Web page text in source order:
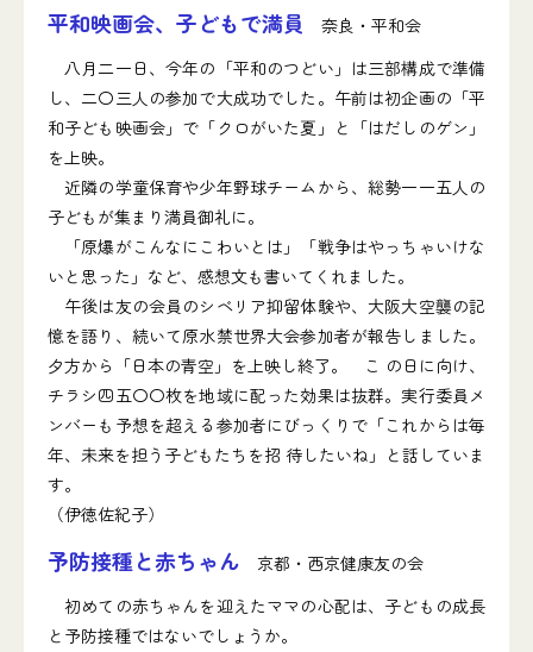
平和映画会、子どもで満員
奈良・平和会
八月二一日、今年の「平和のつどい」は三部構成で準備
し、二〇三人の参加で大成功でした。午前は初企画の「平
和子ども映画会」で「クロがいた夏」と「はだしのゲン」
を上映。
近隣の学童保育や少年野球チームから、総勢一一五人の
子どもが集まり満員御礼に。
「原爆がこんなにこわいとは」「戦争はやっちゃいけな
いと思った」など、感想文も書いてくれました。
午後は友の会員のシベリア抑留体験や、大阪大空襲の記
憶を語り、続いて原水禁世界大会参加者が報告しました。
夕方から「日本の青空」を上映し終了。 こ の日に向け、
チラシ四五〇〇枚を地域に配った効果は抜群。実行委員メ
ンバーも予想を超える参加者にびっくりで「これからは毎
年、未来を担う子どもたちを招 待したいね」と話していま
す。
（伊徳佐紀子）
予防接種と赤ちゃん 京都・西京健康友の会
初めての赤ちゃんを迎えたママの心配は、子どもの成長
と予防接種ではないでしょうか。